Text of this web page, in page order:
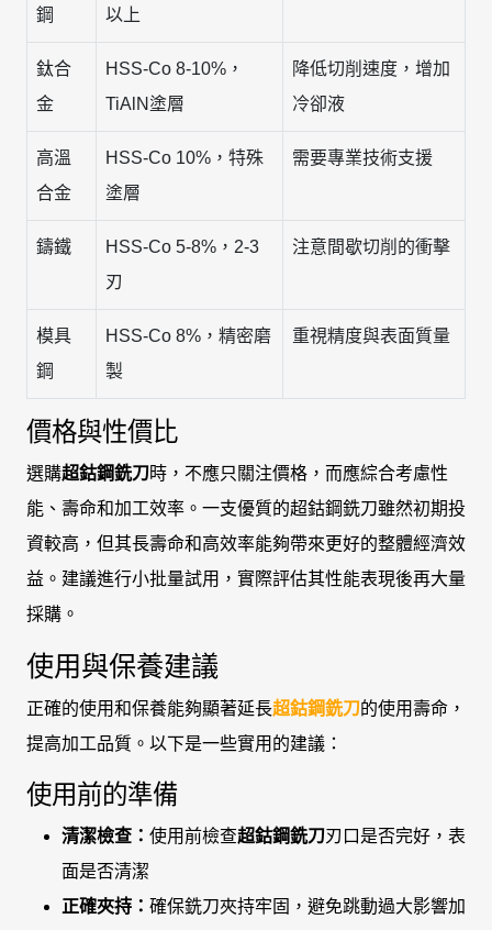
鋼 以上
鈦合
金
HSS-Co 8-10%，
TiAlN塗層
降低切削速度，增加
冷卻液
高溫
合金
HSS-Co 10%，特殊
塗層
需要專業技術支援
鑄鐵
HSS-Co 5-8%，2-3
刃
注意間歇切削的衝擊
模具
鋼
HSS-Co 8%，精密磨
製
重視精度與表面質量
價格與性價比
選購超鈷鋼銑刀時，不應只關注價格，而應綜合考慮性
能、壽命和加工效率。一支優質的超鈷鋼銑刀雖然初期投
資較高，但其長壽命和高效率能夠帶來更好的整體經濟效
益。建議進行小批量試用，實際評估其性能表現後再大量
採購。
使用與保養建議
正確的使用和保養能夠顯著延長超鈷鋼銑刀的使用壽命，
提高加工品質。以下是一些實用的建議：
使用前的準備
清潔檢查： 使用前檢查超鈷鋼銑刀刃口是否完好，表
面是否清潔
正確夾持： 確保銑刀夾持牢固，避免跳動過大影響加